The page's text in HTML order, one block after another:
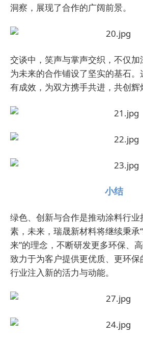
洞察，展现了合作的广阔前景。
交谈中，笑声与掌声交织，不仅
为未来的合作铺设了坚实的基石。
有成效，为双方携手共进，共创辉
小结
绿色、创新与合作是推动涂料行
素，未来， 瑞晟新材料将继续秉承
来”的理念，不断研发更多环保、
致力于为客户提供更优质、更环保
行业注入新的活力与动能。